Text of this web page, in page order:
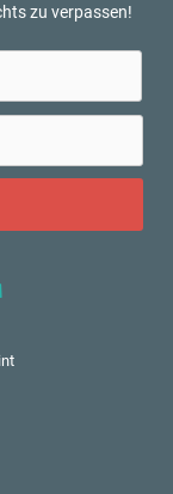
zu verpassen!